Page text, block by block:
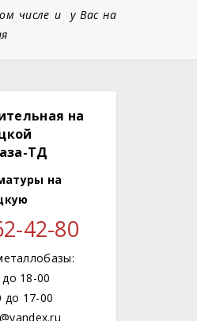
числе и у Вас на
на
ТД
на
42-80
18-00
до 17-00